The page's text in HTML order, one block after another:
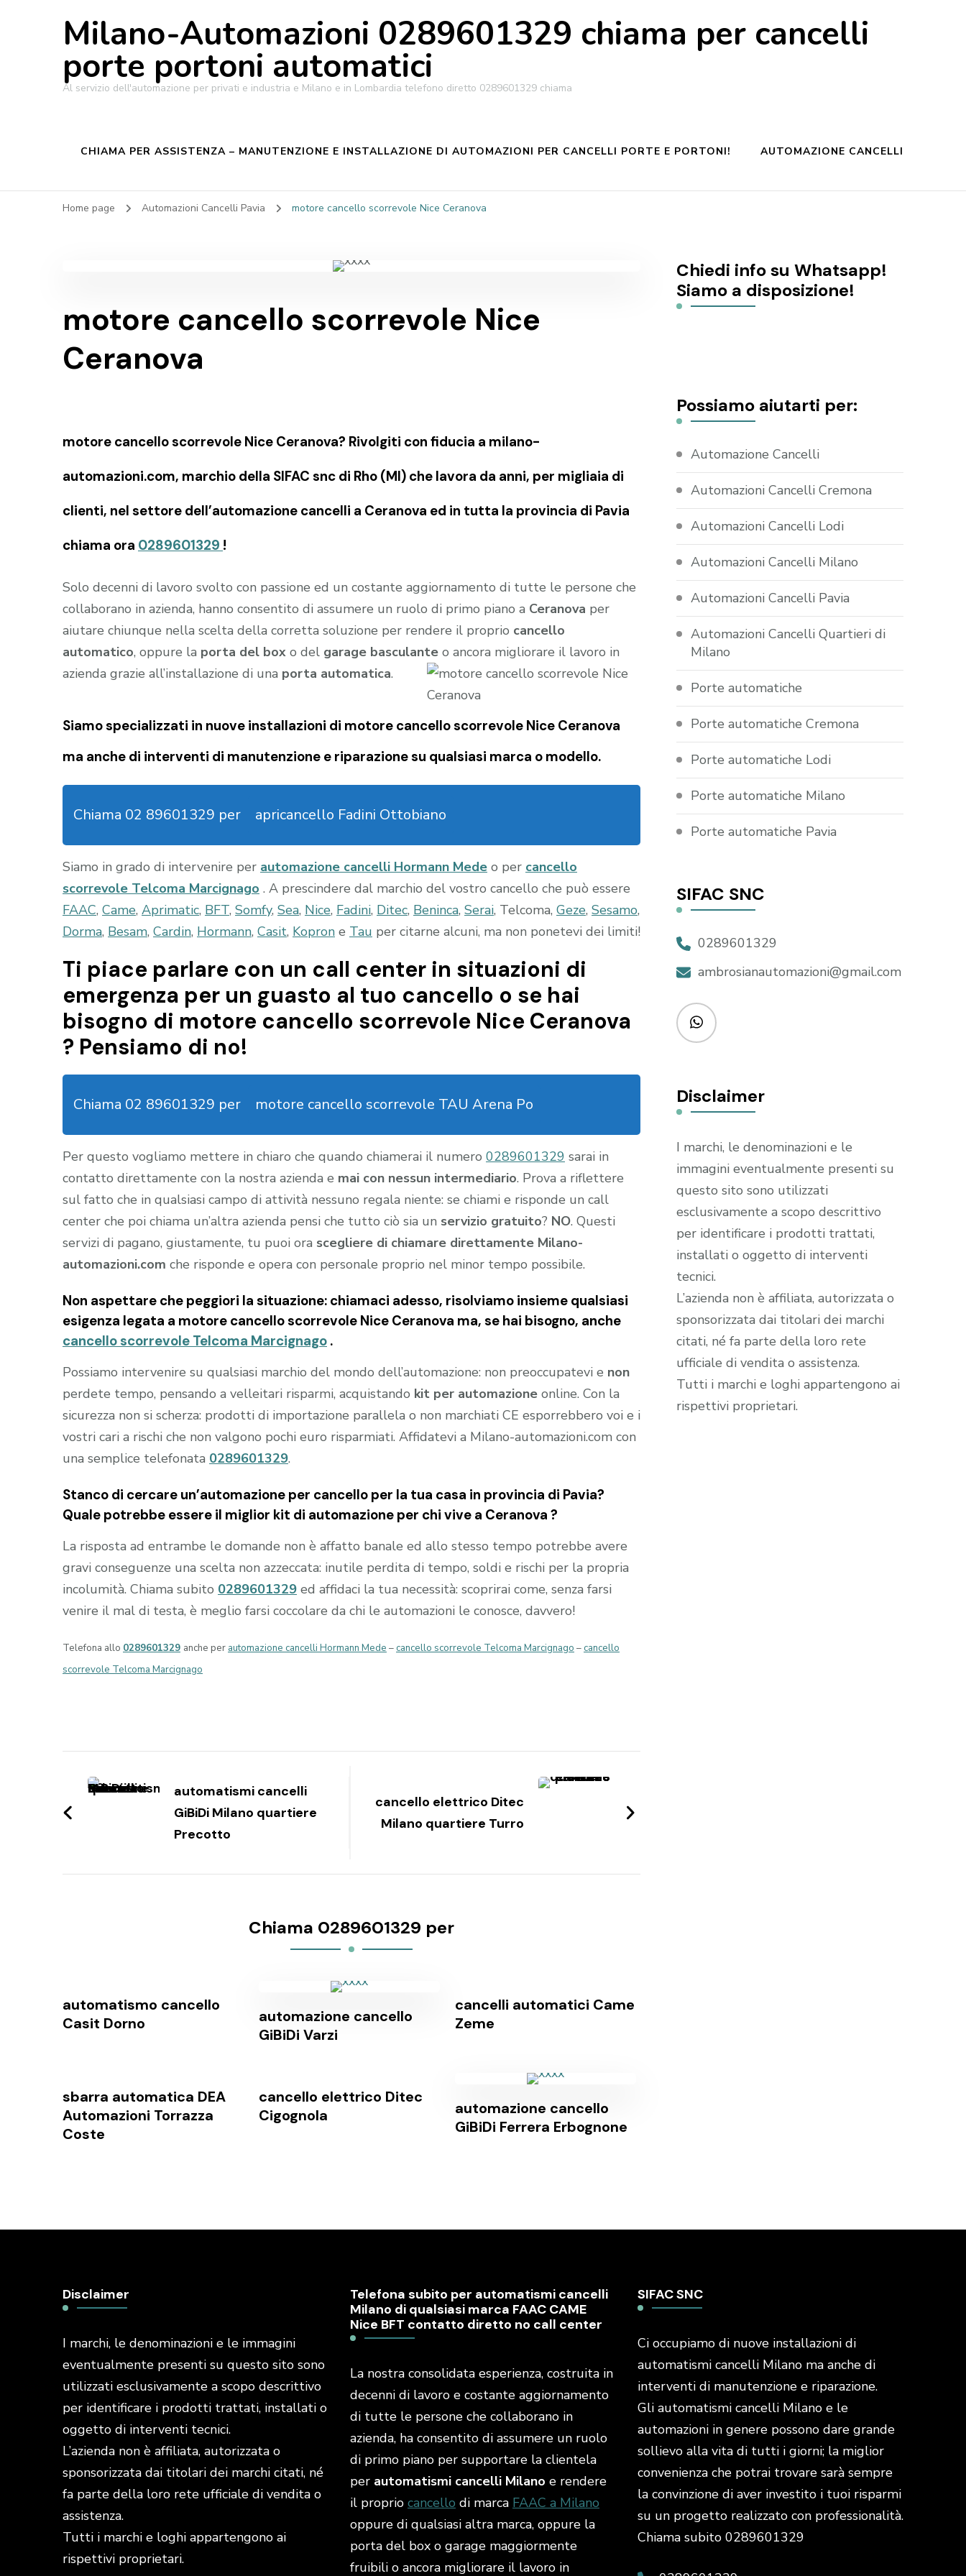
Milano-Automazioni 0289601329 chiama per cancelli
porte portoni automatici
Al servizio dell'automazione per privati e industria e Milano e in Lombardia telefono diretto 0289601329 chiama
CHIAMA PER ASSISTENZA – MANUTENZIONE E INSTALLAZIONE DI AUTOMAZIONI PER CANCELLI PORTE E PORTONI! AUTOMAZIONE CANCELLI
Home page Automazioni Cancelli Pavia motore cancello scorrevole Nice Ceranova
motore cancello scorrevole Nice
Ceranova
motore cancello scorrevole Nice Ceranova? Rivolgiti con fiducia a milano-
automazioni.com, marchio della SIFAC snc di Rho (MI) che lavora da anni, per migliaia di
clienti, nel settore dell’automazione cancelli a Ceranova ed in tutta la provincia di Pavia
chiama ora 0289601329 !
Solo decenni di lavoro svolto con passione ed un costante aggiornamento di tutte le persone che
collaborano in azienda, hanno consentito di assumere un ruolo di primo piano a Ceranova per
aiutare chiunque nella scelta della corretta soluzione per rendere il proprio cancello
automatico, oppure la porta del box o del garage basculante o ancora migliorare il lavoro in
azienda grazie all’installazione di una porta automatica.
Siamo specializzati in nuove installazioni di motore cancello scorrevole Nice Ceranova
ma anche di interventi di manutenzione e riparazione su qualsiasi marca o modello.
Chiama 02 89601329 per apricancello Fadini Ottobiano
Siamo in grado di intervenire per automazione cancelli Hormann Mede o per cancello
scorrevole Telcoma Marcignago . A prescindere dal marchio del vostro cancello che può essere
FAAC, Came, Aprimatic, BFT, Somfy, Sea, Nice, Fadini, Ditec, Beninca, Serai, Telcoma, Geze, Sesamo,
Dorma, Besam, Cardin, Hormann, Casit, Kopron e Tau per citarne alcuni, ma non ponetevi dei limiti!
Ti piace parlare con un call center in situazioni di
emergenza per un guasto al tuo cancello o se hai
bisogno di motore cancello scorrevole Nice Ceranova
? Pensiamo di no!
Chiama 02 89601329 per motore cancello scorrevole TAU Arena Po
Per questo vogliamo mettere in chiaro che quando chiamerai il numero 0289601329 sarai in
contatto direttamente con la nostra azienda e mai con nessun intermediario. Prova a riflettere
sul fatto che in qualsiasi campo di attività nessuno regala niente: se chiami e risponde un call
center che poi chiama un’altra azienda pensi che tutto ciò sia un servizio gratuito? NO. Questi
servizi di pagano, giustamente, tu puoi ora scegliere di chiamare direttamente Milano-
automazioni.com che risponde e opera con personale proprio nel minor tempo possibile.
Non aspettare che peggiori la situazione: chiamaci adesso, risolviamo insieme qualsiasi
esigenza legata a motore cancello scorrevole Nice Ceranova ma, se hai bisogno, anche
cancello scorrevole Telcoma Marcignago .
Possiamo intervenire su qualsiasi marchio del mondo dell’automazione: non preoccupatevi e non
perdete tempo, pensando a velleitari risparmi, acquistando kit per automazione online. Con la
sicurezza non si scherza: prodotti di importazione parallela o non marchiati CE esporrebbero voi e i
vostri cari a rischi che non valgono pochi euro risparmiati. Affidatevi a Milano-automazioni.com con
una semplice telefonata 0289601329.
Stanco di cercare un’automazione per cancello per la tua casa in provincia di Pavia?
Quale potrebbe essere il miglior kit di automazione per chi vive a Ceranova ?
La risposta ad entrambe le domande non è affatto banale ed allo stesso tempo potrebbe avere
gravi conseguenze una scelta non azzeccata: inutile perdita di tempo, soldi e rischi per la propria
incolumità. Chiama subito 0289601329 ed affidaci la tua necessità: scoprirai come, senza farsi
venire il mal di testa, è meglio farsi coccolare da chi le automazioni le conosce, davvero!
Telefona allo 0289601329 anche per automazione cancelli Hormann Mede –cancello scorrevole Telcoma Marcignago –cancello
scorrevole Telcoma Marcignago
articoli
automatismi cancelli
GiBiDi Milano quartiere
Precotto
cancello elettrico Ditec
Milano quartiere Turro
Chiama 0289601329 per
automatismo cancello
Casit Dorno
automazione cancello
GiBiDi Varzi
cancelli automatici Came
Zeme
sbarra automatica DEA
Automazioni Torrazza
Coste
cancello elettrico Ditec
Cigognola
automazione cancello
GiBiDi Ferrera Erbognone
Chiedi info su Whatsapp!
Siamo a disposizione!
Possiamo aiutarti per:
Automazione Cancelli
Automazioni Cancelli Cremona
Automazioni Cancelli Lodi
Automazioni Cancelli Milano
Automazioni Cancelli Pavia
Automazioni Cancelli Quartieri di
Milano
Porte automatiche
Porte automatiche Cremona
Porte automatiche Lodi
Porte automatiche Milano
Porte automatiche Pavia
SIFAC SNC
0289601329
ambrosianautomazioni@gmail.com
Disclaimer
I marchi, le denominazioni e le
immagini eventualmente presenti su
questo sito sono utilizzati
esclusivamente a scopo descrittivo
per identificare i prodotti trattati,
installati o oggetto di interventi
tecnici.
L’azienda non è affiliata, autorizzata o
sponsorizzata dai titolari dei marchi
citati, né fa parte della loro rete
ufficiale di vendita o assistenza.
Tutti i marchi e loghi appartengono ai
rispettivi proprietari.
Disclaimer
I marchi, le denominazioni e le immagini
eventualmente presenti su questo sito sono
utilizzati esclusivamente a scopo descrittivo
per identificare i prodotti trattati, installati o
oggetto di interventi tecnici.
L’azienda non è affiliata, autorizzata o
sponsorizzata dai titolari dei marchi citati, né
fa parte della loro rete ufficiale di vendita o
assistenza.
Tutti i marchi e loghi appartengono ai
rispettivi proprietari.
Telefona subito per automatismi cancelli
Milano di qualsiasi marca FAAC CAME
Nice BFT contatto diretto no call center
La nostra consolidata esperienza, costruita in
decenni di lavoro e costante aggiornamento
di tutte le persone che collaborano in
azienda, ha consentito di assumere un ruolo
di primo piano per supportare la clientela
per automatismi cancelli Milano e rendere
il proprio cancello di marca FAAC a Milano
oppure di qualsiasi altra marca, oppure la
porta del box o garage maggiormente
fruibili o ancora migliorare il lavoro in
SIFAC SNC
Ci occupiamo di nuove installazioni di
automatismi cancelli Milano ma anche di
interventi di manutenzione e riparazione.
Gli automatismi cancelli Milano e le
automazioni in genere possono dare grande
sollievo alla vita di tutti i giorni; la miglior
convenienza che potrai trovare sarà sempre
la convinzione di aver investito i tuoi risparmi
su un progetto realizzato con professionalità.
Chiama subito 0289601329